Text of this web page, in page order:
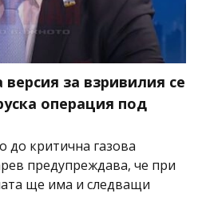
за взривилия се
операция под
до критична газова
предупреждава, че при
ще има и следващи